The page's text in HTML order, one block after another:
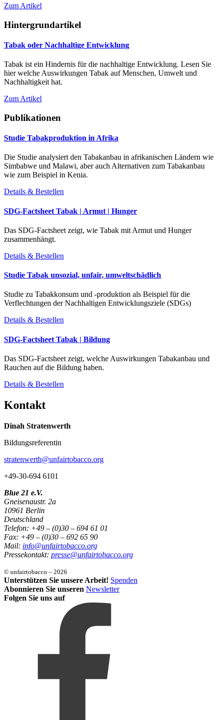
Zum Artikel
Hintergrundartikel
Tabak oder Nachhaltige Entwicklung
Tabak ist ein Hindernis für die nachhaltige Entwicklung. Lesen Sie
hier welche Auswirkungen Tabak auf Menschen, Umwelt und
Nachhaltigkeit hat.
Zum Artikel
Publikationen
Studie Tabakproduktion in Afrika
Die Studie analysiert den Tabakanbau in afrikanischen Ländern wie
Simbabwe und Malawi, aber auch Alternativen zum Tabakanbau
wie zum Beispiel in Kenia.
Details & Bestellen
SDG-Factsheet Tabak | Armut | Hunger
Das SDG-Factsheet zeigt, wie Tabak mit Armut und Hunger
zusammenhängt.
Details & Bestellen
Studie Tabak unsozial, unfair, umweltschädlich
Studie zu Tabakkonsum und -produktion als Beispiel für die
Verflechtungen der Nachhaltigen Entwicklungsziele (SDGs)
Details & Bestellen
SDG-Factsheet Tabak | Bildung
Das SDG-Factsheet zeigt, welche Auswirkungen Tabakanbau und
Rauchen auf die Bildung haben.
Details & Bestellen
Kontakt
Dinah Stratenwerth
Bildungsreferentin
stratenwerth@unfairtobacco.org
+49-30-694 6101
Blue 21 e.V.
Gneisenaustr. 2a
10961 Berlin
Deutschland
Telefon: +49 – (0)30 – 694 61 01
Fax: +49 – (0)30 – 692 65 90
Mail: info@unfairtobacco.org
Pressekontakt: presse@unfairtobacco.org
© unfairtobacco – 2026
Unterstützen Sie unsere Arbeit! Spenden
Abonnieren Sie unseren Newsletter
Folgen Sie uns auf